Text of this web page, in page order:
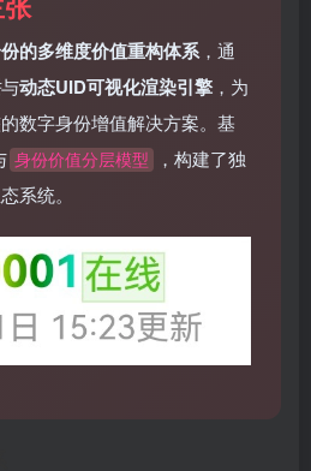
的多维度价值重构体系 ，通
与动态UID可视化渲染引擎 ，为
数字身份增值解决方案。基
身份价值分层模型
，构建了独
系统。